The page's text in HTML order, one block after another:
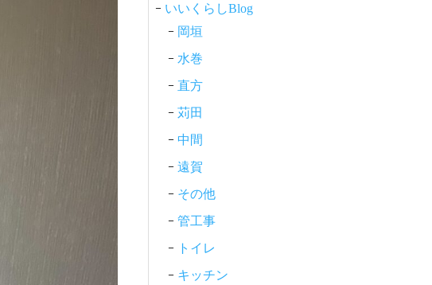
いいくらしBlog
岡垣
水巻
直方
苅田
中間
遠賀
その他
管工事
トイレ
キッチン